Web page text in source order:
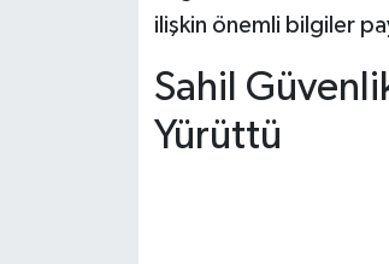
ilişkin önemli bilgiler
Sahil
Yürüttü